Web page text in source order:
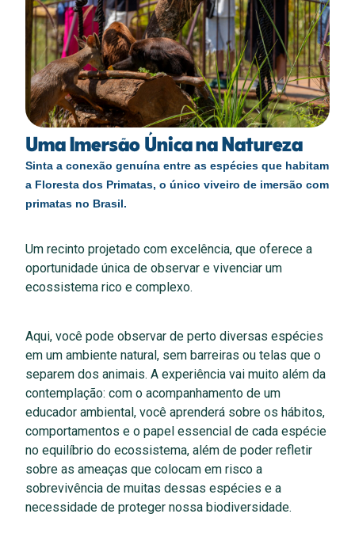
Uma Imersão Única na Natureza
Sinta a conexão genuína entre as espécies que habitam
a Floresta dos Primatas, o único viveiro de imersão com
primatas no Brasil.
Um recinto projetado com excelência, que oferece a
oportunidade única de observar e vivenciar um
ecossistema rico e complexo.
Aqui, você pode observar de perto diversas espécies
em um ambiente natural, sem barreiras ou telas que o
separem dos animais. A experiência vai muito além da
contemplação: com o acompanhamento de um
educador ambiental, você aprenderá sobre os hábitos,
comportamentos e o papel essencial de cada espécie
no equilíbrio do ecossistema, além de poder refletir
sobre as ameaças que colocam em risco a
sobrevivência de muitas dessas espécies e a
necessidade de proteger nossa biodiversidade.